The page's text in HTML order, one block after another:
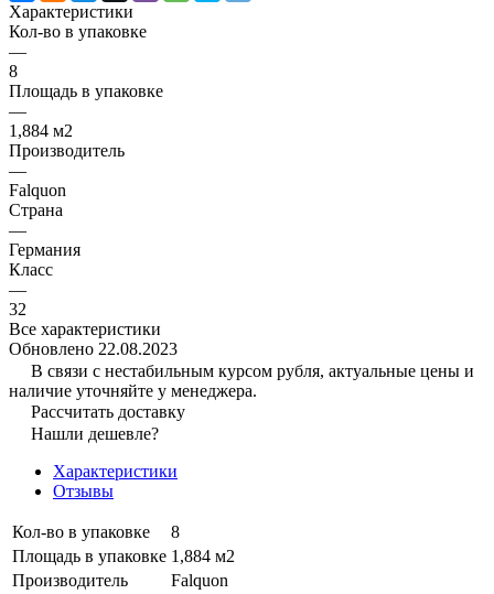
Характеристики
Кол-во в упаковке
—
8
Площадь в упаковке
—
1,884 м2
Производитель
—
Falquon
Страна
—
Германия
Класс
—
32
Все характеристики
Обновлено 22.08.2023
В связи с нестабильным курсом рубля, актуальные цены и
наличие уточняйте у менеджера.
Рассчитать доставку
Нашли дешевле?
Характеристики
Отзывы
Кол-во в упаковке
8
Площадь в упаковке 1,884 м2
Производитель
Falquon